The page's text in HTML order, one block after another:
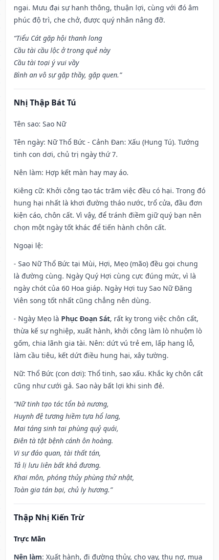
ngại. Mưu đại sự hanh thông, thuận lợi, cùng với đó âm
phúc độ trì, che chở, được quý nhân nâng đỡ.
“Tiểu Cát gặp hội thanh long
Cầu tài cầu lộc ở trong quẻ này
Cầu tài toại ý vui vầy
Bình an vô sự gặp thầy, gặp quen.”
Nhị Thập Bát Tú
Tên sao: Sao Nữ
Tên ngày: Nữ Thổ Bức - Cảnh Đan: Xấu (Hung Tú). Tướng
tinh con dơi, chủ trị ngày thứ 7.
Nên làm: Hợp kết màn hay may áo.
Kiêng cữ: Khởi công tạo tác trăm việc đều có hại. Trong đó
hung hại nhất là khơi đường tháo nước, trổ cửa, đầu đơn
kiện cáo, chôn cất. Vì vậy, để tránh điềm giữ quý bạn nên
chọn một ngày tốt khác để tiến hành chôn cất.
Ngoại lệ:
- Sao Nữ Thổ Bức tại Mùi, Hợi, Mẹo (mão) đều gọi chung
là đường cùng. Ngày Quý Hợi cùng cực đúng mức, vì là
ngày chót của 60 Hoa giáp. Ngày Hợi tuy Sao Nữ Đăng
Viên song tốt nhất cũng chẳng nên dùng.
- Ngày Mẹo là Phục Đoạn Sát, rất kỵ trong việc chôn cất,
thừa kế sự nghiệp, xuất hành, khởi công làm lò nhuộm lò
gốm, chia lãnh gia tài. Nên: dứt vú trẻ em, lấp hang lỗ,
làm cầu tiêu, kết dứt điều hung hại, xây tường.
Nữ: Thổ Bức (con dơi): Thổ tinh, sao xấu. Khắc kỵ chôn cất
cũng như cưới gả. Sao này bất lợi khi sinh đẻ.
“Nữ tinh tạo tác tổn bà nương,
Huynh đệ tương hiềm tựa hổ lang,
Mai táng sinh tai phùng quỷ quái,
Điên tà tật bệnh cánh ôn hoàng.
Vi sự đáo quan, tài thất tán,
Tả lị lưu liên bất khả đương.
Khai môn, phóng thủy phùng thử nhật,
Toàn gia tán bại, chủ ly hương.”
Thập Nhị Kiến Trừ
Trực Mãn
Nên làm: Xuất hành, đi đường thủy, cho vay, thu nợ, mua